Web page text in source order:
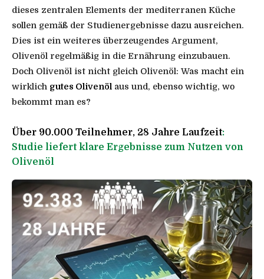
dieses zentralen Elements der mediterranen Küche
sollen gemäß der Studienergebnisse dazu ausreichen.
Dies ist ein weiteres überzeugendes Argument,
Olivenöl regelmäßig in die Ernährung einzubauen.
Doch Olivenöl ist nicht gleich Olivenöl: Was macht ein
wirklich gutes Olivenöl aus und, ebenso wichtig, wo
bekommt man es?
Über 90.000 Teilnehmer, 28 Jahre Laufzeit:
Studie liefert klare Ergebnisse zum Nutzen von
Olivenöl